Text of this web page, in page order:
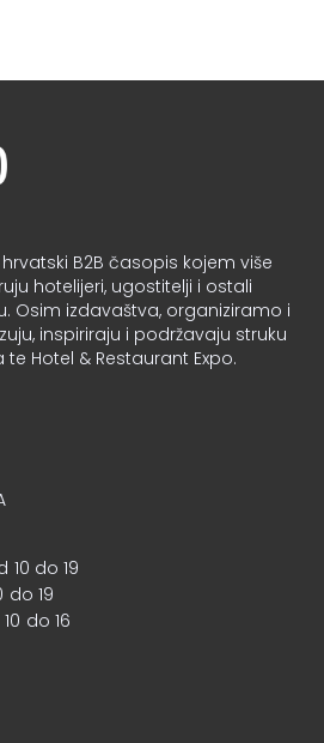
B2B časopis kojem više
hotelijeri, ugostitelji i ostali
Osim izdavaštva, organiziramo i
inspiriraju i podržavaju struku
Hotel & Restaurant Expo.
10 do 19
do 19
do 16